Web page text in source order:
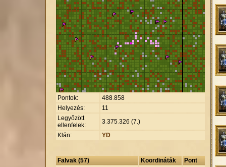
Pontok: 488.858
Helyezés:
11
Legyőzött
ellenfelek:
3.375.326 (7.)
Klán:
YD
Falvak (57) Koordináták
Pont